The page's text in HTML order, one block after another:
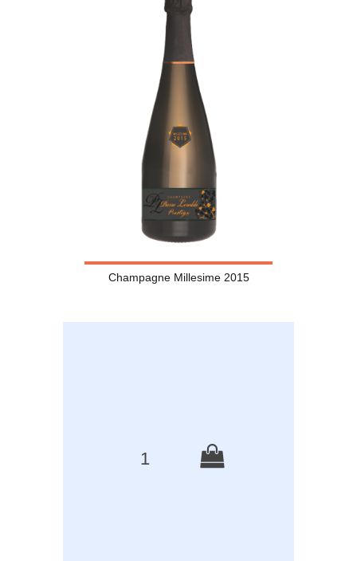
Champagne Millesime 2015
1